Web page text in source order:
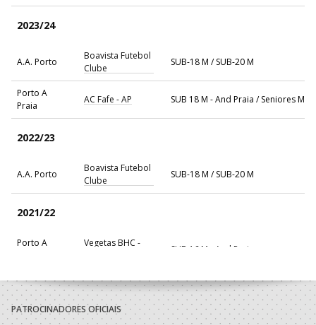
2023/24
A.A. Porto
Boavista Futebol
Clube
SUB-18 M / SUB-20 M
Porto A
Praia
AC Fafe - AP SUB 18 M - And Praia / Seniores M -
2022/23
A.A. Porto
Boavista Futebol
Clube
SUB-18 M / SUB-20 M
2021/22
Porto A
Vegetas BHC -
SUB 16 M - And Praia
A.A. Porto
Boavista Futebol
Clube
SUB-16 M / SUB-18 M
PATROCINADORES OFICIAIS